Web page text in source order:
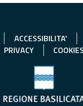
ACCESSIBILITA'
PRIVACY
COOKIES